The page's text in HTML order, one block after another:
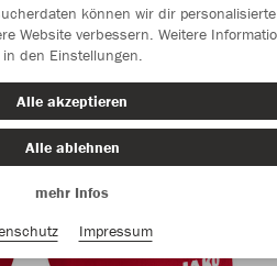
können wir dir personalisierte
Website verbessern. Weitere
den Einstellungen.
Alle akzeptieren
Alle ablehnen
mehr Infos
Impressum